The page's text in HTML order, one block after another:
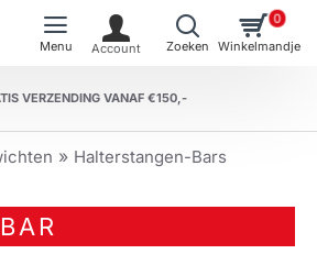
VERZENDING VANAF €150,-
0
Halterstangen-Bars